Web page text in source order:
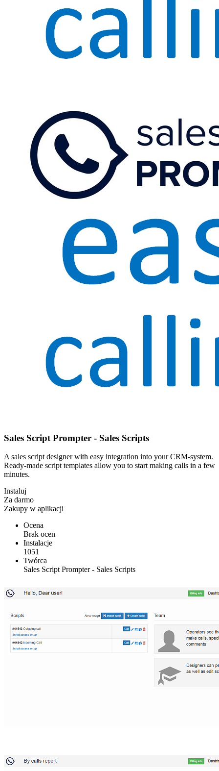
Sales Script Prompter - Sales Scripts
A sales script designer with easy integration into your CRM-system.
Ready-made script templates allow you to start making calls in a few
minutes.
Instaluj
Za darmo
Zakupy w aplikacji
Ocena
Brak ocen
Instalacje
1051
Twórca
Sales Script Prompter - Sales Scripts